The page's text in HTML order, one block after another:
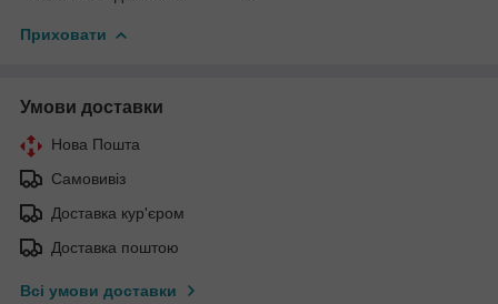
Приховати
Умови доставки
Нова Пошта
Самовивіз
Доставка кур'єром
Доставка поштою
Всі умови доставки